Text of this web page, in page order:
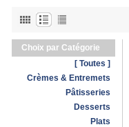
Choix par Catégorie
[ Toutes ]
Crèmes & Entremets
Pâtisseries
Desserts
Plats